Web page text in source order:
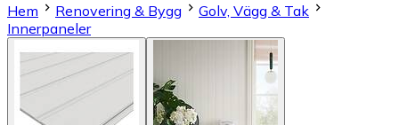
Hem
Renovering & Bygg
Golv, Vägg & Tak
Innerpaneler